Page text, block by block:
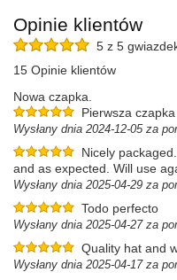
Opinie klientów
5 z 5
15 Opinie klientów
Nowa czapka.
Pierwsza
Wysłany dnia 2024-12-05 za
Nicely
and as expected. Will use
Wysłany dnia 2025-04-29 za
Todo perfecto
Wysłany dnia 2025-04-27 za
Quality hat and
Wysłany dnia 2025-04-17 za